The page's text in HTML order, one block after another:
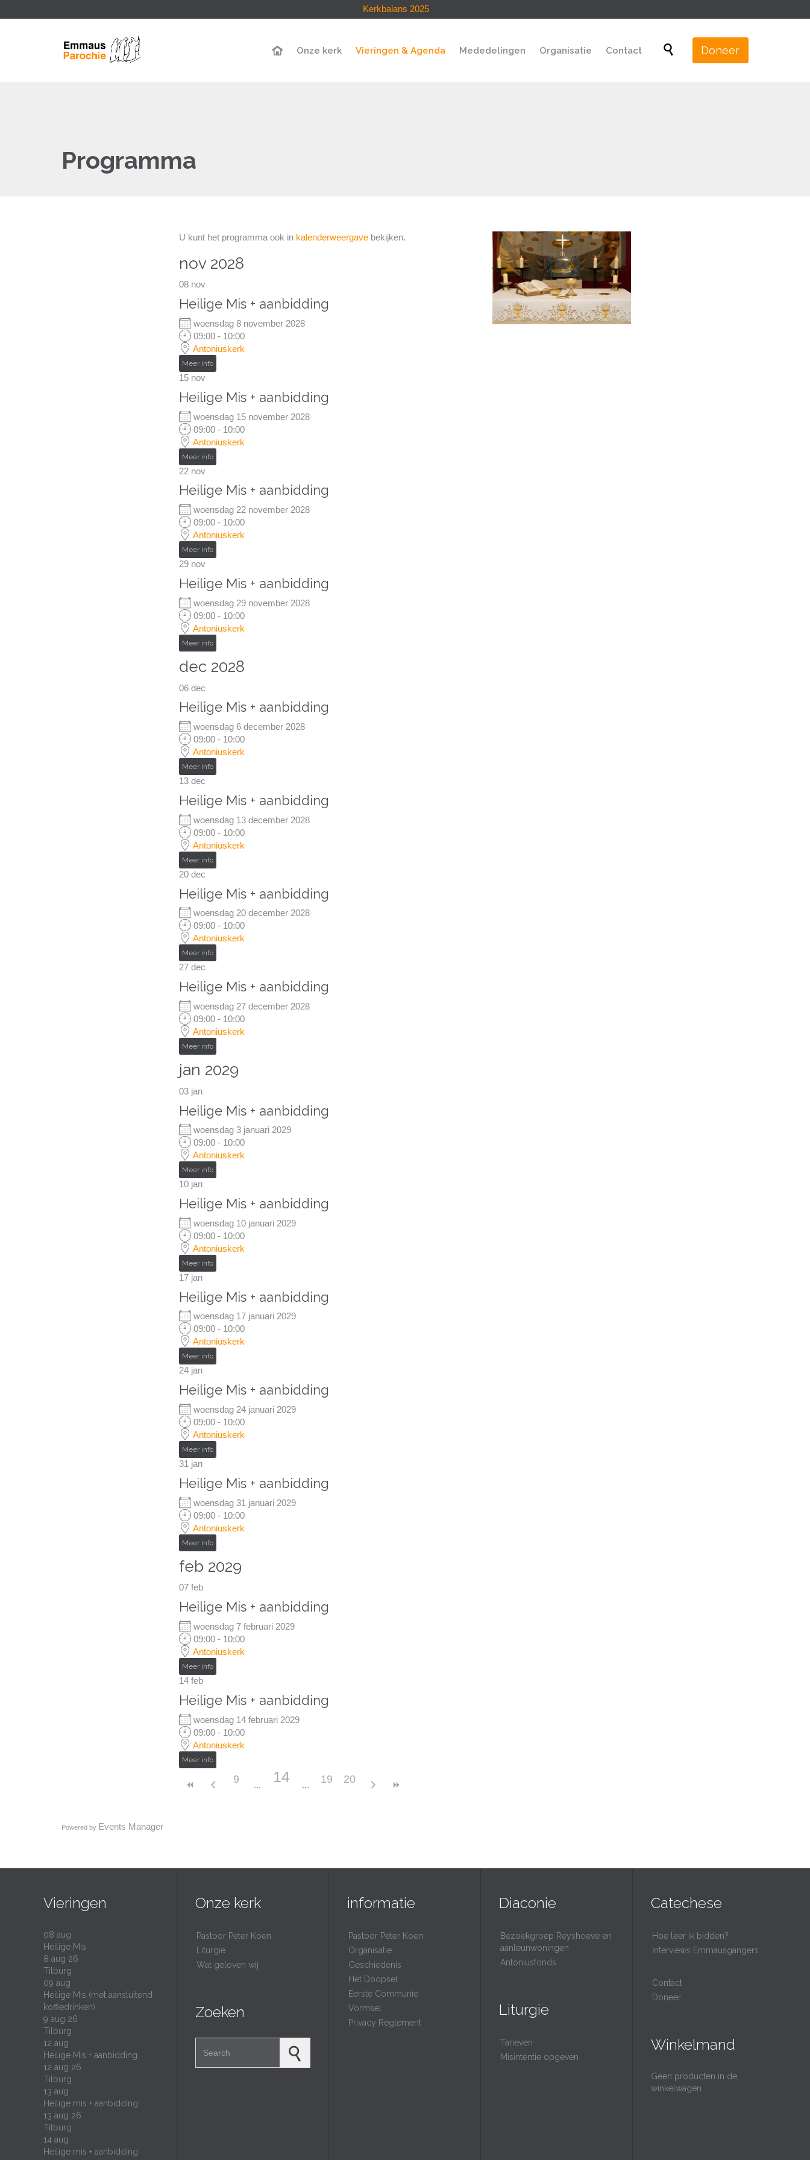
Kerkbalans 2025
Skip
Onze kerk Vieringen & Agenda Mededelingen Organisatie Contact  Doneer
Programma
U kunt het programma ook in kalenderweergave bekijken.
nov 2028
08 nov
Heilige Mis + aanbidding
woensdag 8 november 2028
09:00 - 10:00
Antoniuskerk
Meer info
15 nov
Heilige Mis + aanbidding
woensdag 15 november 2028
09:00 - 10:00
Antoniuskerk
Meer info
22 nov
Heilige Mis + aanbidding
woensdag 22 november 2028
09:00 - 10:00
Antoniuskerk
Meer info
29 nov
Heilige Mis + aanbidding
woensdag 29 november 2028
09:00 - 10:00
Antoniuskerk
Meer info
dec 2028
06 dec
Heilige Mis + aanbidding
woensdag 6 december 2028
09:00 - 10:00
Antoniuskerk
Meer info
13 dec
Heilige Mis + aanbidding
woensdag 13 december 2028
09:00 - 10:00
Antoniuskerk
Meer info
20 dec
Heilige Mis + aanbidding
woensdag 20 december 2028
09:00 - 10:00
Antoniuskerk
Meer info
27 dec
Heilige Mis + aanbidding
woensdag 27 december 2028
09:00 - 10:00
Antoniuskerk
Meer info
jan 2029
03 jan
Heilige Mis + aanbidding
woensdag 3 januari 2029
09:00 - 10:00
Antoniuskerk
Meer info
10 jan
Heilige Mis + aanbidding
woensdag 10 januari 2029
09:00 - 10:00
Antoniuskerk
Meer info
17 jan
Heilige Mis + aanbidding
woensdag 17 januari 2029
09:00 - 10:00
Antoniuskerk
Meer info
24 jan
Heilige Mis + aanbidding
woensdag 24 januari 2029
09:00 - 10:00
Antoniuskerk
Meer info
31 jan
Heilige Mis + aanbidding
woensdag 31 januari 2029
09:00 - 10:00
Antoniuskerk
Meer info
feb 2029
07 feb
Heilige Mis + aanbidding
woensdag 7 februari 2029
09:00 - 10:00
Antoniuskerk
Meer info
14 feb
Heilige Mis + aanbidding
woensdag 14 februari 2029
09:00 - 10:00
Antoniuskerk
Meer info
9 14 19 20
Powered by Events Manager
Vieringen
08 aug
Heilige Mis
8 aug 26
Tilburg
09 aug
Heilige Mis (met aansluitend
koffiedrinken)
9 aug 26
Tilburg
12 aug
Heilige Mis + aanbidding
12 aug 26
Tilburg
13 aug
Heilige mis + aanbidding
13 aug 26
Tilburg
14 aug
Heilige mis + aanbidding
Onze kerk
Pastoor Peter Koen
Liturgie
Wat geloven wij
Zoeken
informatie
Pastoor Peter Koen
Organisatie
Geschiedenis
Het Doopsel
Eerste Communie
Vormsel
Privacy Reglement
Diaconie
Bezoekgroep Reyshoeve en
aanleunwoningen
Antoniusfonds
Liturgie
Tarieven
Misintentie opgeven
Catechese
Hoe leer ik bidden?
Interviews Emmausgangers
Contact
Doneer
Winkelmand
Geen producten in de
winkelwagen.